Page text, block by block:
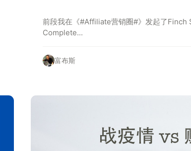
前段我在《#Affiliate营销圈#》发起了Finch
Complete...
富布斯